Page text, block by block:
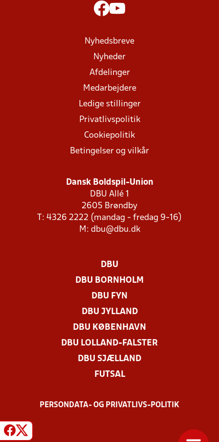
Nyhedsbreve
Nyheder
Afdelinger
Medarbejdere
Ledige stillinger
Privatlivspolitik
Cookiepolitik
Betingelser og vilkår
Dansk Boldspil-Union
DBU Allé 1
2605 Brøndby
T: 4326 2222 (mandag - fredag 9-16)
M: dbu@dbu.dk
DBU
DBU BORNHOLM
DBU FYN
DBU JYLLAND
DBU KØBENHAVN
DBU LOLLAND-FALSTER
DBU SJÆLLAND
FUTSAL
PERSONDATA- OG PRIVATLIVS-POLITIK